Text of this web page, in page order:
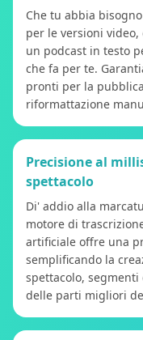
Che tu abbia
per le versioni video,
un podcast in testo
che fa per te.
pronti per la
riformattazione
Precisione al
spettacolo
Di' addio alla
motore di
artificiale offre una
semplificando la
spettacolo,
delle parti migliori